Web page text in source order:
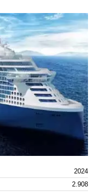
2024
2.908